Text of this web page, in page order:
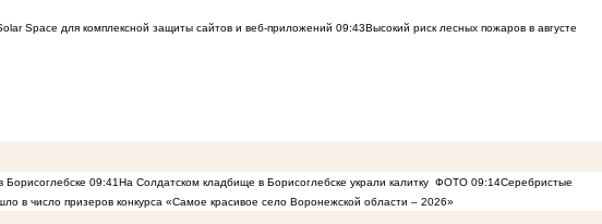
Space для комплексной защиты сайтов и веб-приложений 09:43Высокий риск лесных пожаров в августе
09:41На Солдатском кладбище в Борисоглебске украли калитку ФОТО 09:14Серебристые
в число призеров конкурса «Самое красивое село Воронежской области – 2026»